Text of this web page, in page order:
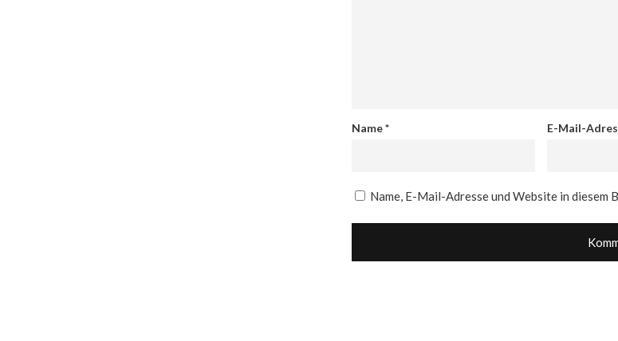
Name* E-Mail-
Name, E-Mail-Adresse und Website in diesem